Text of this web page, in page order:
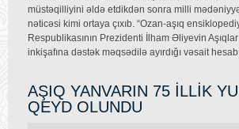
müstəqilliyini əldə etdikdən sonra milli
nəticəsi kimi ortaya çıxıb. “Ozan-aşıq
Respublikasının Prezidenti İlham Əliyevin
inkişafına dəstək məqsədilə ayırdığı vəsait
AŞIQ YANVARIN 75 İLLİK
QEYD OLUNDU